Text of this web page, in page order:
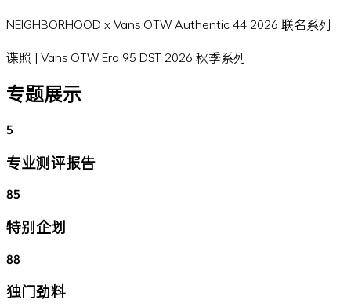
NEIGHBORHOOD x Vans OTW Authentic 44 2026 联名系列
谍照 | Vans OTW Era 95 DST 2026 秋季系列
专题展示
5
专业测评报告
85
特别企划
88
独门劲料